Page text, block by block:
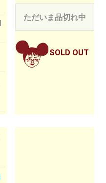
ただいま品切れ中
SOLD OUT